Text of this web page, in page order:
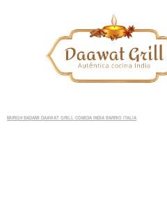
MURGH BADAMI DAAWAT GRILL COMIDA INDIA BARRIO ITALIA